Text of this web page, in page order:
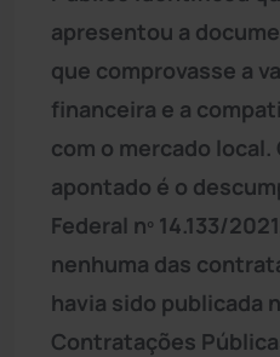
apresentou a
que comprovasse a
financeira e a
com o mercado
apontado é o
Federal nº 14.133/
nenhuma das
havia sido publicada
Contratações